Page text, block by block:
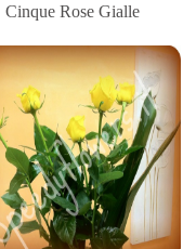
Cinque Rose Gialle